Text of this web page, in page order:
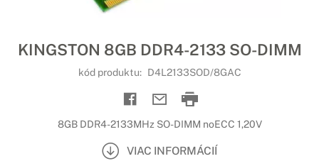
KINGSTON 8GB DDR4-2133 SO-DIMM
kód produktu: D4L2133SOD/8GAC
8GB DDR4-2133MHz SO-DIMM noECC 1,20V
VIAC INFORMÁCIÍ